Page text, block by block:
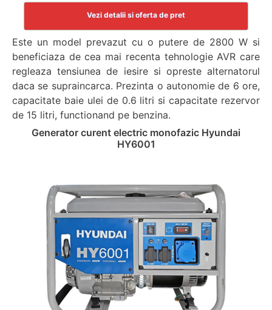
Vezi detalii si oferta de pret
Este un model prevazut cu o putere de 2800 W si
beneficiaza de cea mai recenta tehnologie AVR care
regleaza tensiunea de iesire si opreste alternatorul
daca se supraincarca. Prezinta o autonomie de 6 ore,
capacitate baie ulei de 0.6 litri si capacitate rezervor
de 15 litri, functionand pe benzina.
Generator curent electric monofazic Hyundai
HY6001